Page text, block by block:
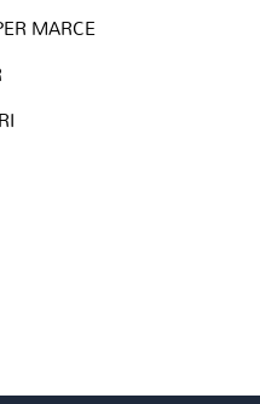
MARCE